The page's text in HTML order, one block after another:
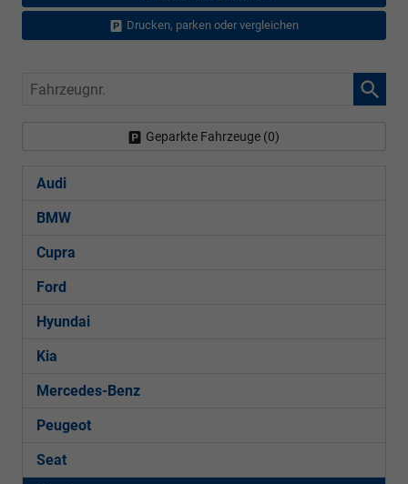
Drucken, parken oder vergleichen
Fahrzeugnr.
Geparkte Fahrzeuge (0)
Audi
BMW
Cupra
Ford
Hyundai
Kia
Mercedes-Benz
Peugeot
Seat